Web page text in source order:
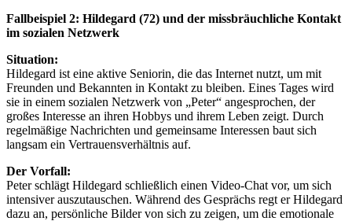
Fallbeispiel 2: Hildegard (72) und der missbräuchliche Kontakt
im sozialen Netzwerk
Situation:
Hildegard ist eine aktive Seniorin, die das Internet nutzt, um mit
Freunden und Bekannten in Kontakt zu bleiben. Eines Tages wird
sie in einem sozialen Netzwerk von „Peter“ angesprochen, der
großes Interesse an ihren Hobbys und ihrem Leben zeigt. Durch
regelmäßige Nachrichten und gemeinsame Interessen baut sich
langsam ein Vertrauensverhältnis auf.
Der Vorfall:
Peter schlägt Hildegard schließlich einen Video-Chat vor, um sich
intensiver auszutauschen. Während des Gesprächs regt er Hildegard
dazu an, persönliche Bilder von sich zu zeigen, um die emotionale